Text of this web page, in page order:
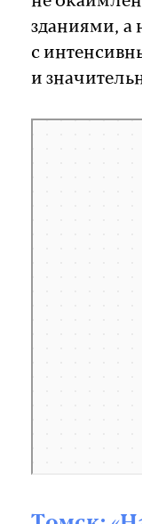
зданиями, а
с
и